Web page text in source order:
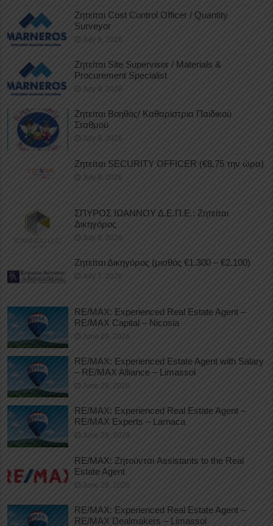
Ζητείται Cost Control Officer / Quantity
Surveyor
July 9, 2026
Ζητείται Site Supervisor / Materials &
Procurement Specialist
July 9, 2026
Ζητείται Βοηθός/ Καθαρίστρια Παιδικού
Σταθμού
July 8, 2026
Ζητείται SECURITY OFFICER (€8,75 την ώρα)
July 8, 2026
ΣΠΥΡΟΣ ΙΩΑΝΝΟΥ Δ.Ε.Π.Ε.: Ζητείται
Δικηγόρος
July 8, 2026
Ζητείται Δικηγόρος (μισθός €1.300 – €2.100)
July 7, 2026
RE/MAX: Experienced Real Estate Agent –
RE/MAX Capital – Nicosia
June 29, 2026
RE/MAX: Experienced Estate Agent with Salary
– RE/MAX Alliance – Limassol
June 29, 2026
RE/MAX: Experienced Real Estate Agent –
RE/MAX Experts – Larnaca
June 29, 2026
RE/MAX: Ζητούνται Assistants to the Real
Estate Agent
June 29, 2026
RE/MAX: Experienced Real Estate Agent –
RE/MAX Dealmakers – Limassol